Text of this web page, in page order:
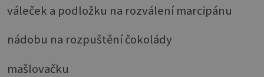
váleček a podložku na rozválení marcipánu
nádobu na rozpuštění čokolády
mašlovačku